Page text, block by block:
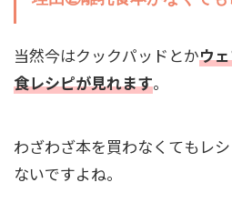
当然今はクックパッドとかウ
食レシピが見れます。
わざわざ本を買わなくてもレ
ないですよね。